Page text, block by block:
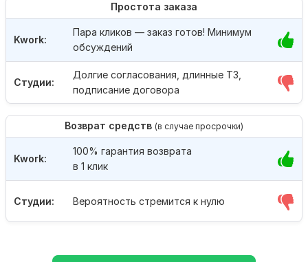
Простота заказа
Студии:
Долгие согласования, длинные ТЗ,
подписание договора
Kwork:
Пара кликов — заказ готов! Минимум
обсуждений
Возврат средств (в случае просрочки)
Студии: Вероятность стремится к нулю
Kwork:
100% гарантия возврата
в 1 клик